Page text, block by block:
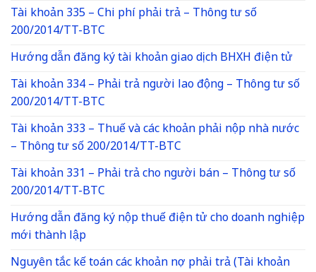
Tài khoản 335 – Chi phí phải trả – Thông tư số
200/2014/TT-BTC
Hướng dẫn đăng ký tài khoản giao dịch BHXH điện tử
Tài khoản 334 – Phải trả người lao động – Thông tư số
200/2014/TT-BTC
Tài khoản 333 – Thuế và các khoản phải nộp nhà nước
– Thông tư số 200/2014/TT-BTC
Tài khoản 331 – Phải trả cho người bán – Thông tư số
200/2014/TT-BTC
Hướng dẫn đăng ký nộp thuế điện tử cho doanh nghiệp
mới thành lập
Nguyên tắc kế toán các khoản nợ phải trả (Tài khoản